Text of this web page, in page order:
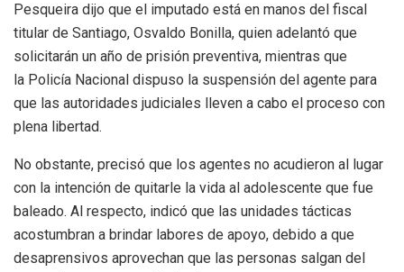
Pesqueira dijo que el imputado está en manos del fiscal
titular de Santiago, Osvaldo Bonilla, quien adelantó que
solicitarán un año de prisión preventiva, mientras que
la Policía Nacional dispuso la suspensión del agente para
que las autoridades judiciales lleven a cabo el proceso con
plena libertad.
No obstante, precisó que los agentes no acudieron al lugar
con la intención de quitarle la vida al adolescente que fue
baleado. Al respecto, indicó que las unidades tácticas
acostumbran a brindar labores de apoyo, debido a que
desaprensivos aprovechan que las personas salgan del